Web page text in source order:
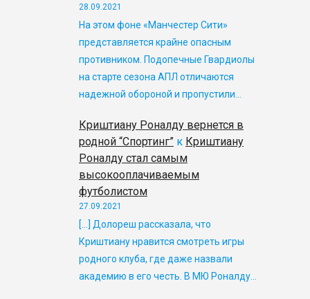
28.09.2021
На этом фоне «Манчестер Сити»
представляется крайне опасным
противником. Подопечные Гвардиолы
на старте сезона АПЛ отличаются
надежной обороной и пропустили…
Криштиану Роналду вернется в
родной “Спортинг” к Криштиану
Роналду стал самым
высокооплачиваемым
футболистом
27.09.2021
[…] Долореш рассказала, что
Криштиану нравится смотреть игры
родного клуба, где даже назвали
академию в его честь. В МЮ Роналду…